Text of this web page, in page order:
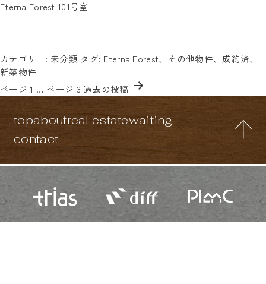
タグ:Eterna Forest
Eterna Forest 101号室
2025年9月完成の新築マンション！駅近徒歩3分！2路線2駅利用可
カテゴリー: 未分類 タグ: Eterna Forest、 その他物件、 成約済、
新築物件
投
稿
送
ページ 1 … ページ 3 過去の投稿
topaboutreal estatewaiting
contact